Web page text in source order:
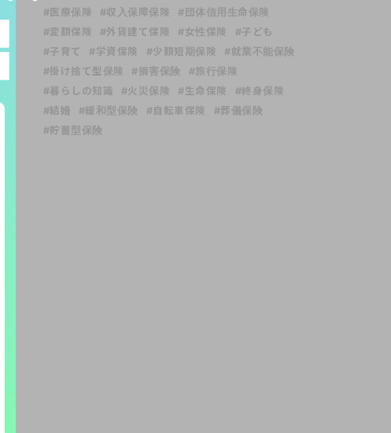
#医療保険
#収入保障保険
#団体信用生命保険
#変額保険
#外貨建て保険 #女性保険
#子ども
#子育て
#学資保険 #少額短期保険
#就業不能保険
#掛け捨て型保険
#損害保険
#旅行保険
#暮らしの知識
#火災保険 #生命保険
#終身保険
#結婚
#緩和型保険 #自転車保険
#葬儀保険
#貯蓄型保険